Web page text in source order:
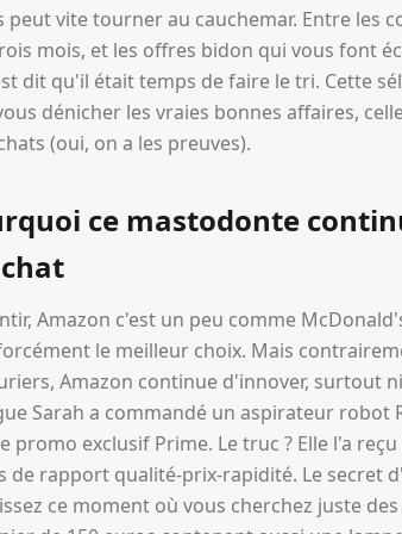
vite tourner au cauchemar. Entre les
mois, et les offres bidon qui vous font
dit qu'il était temps de faire le tri. Cette
dénicher les vraies bonnes affaires,
(oui, on a les preuves).
ce mastodonte
Amazon c'est un peu comme
le meilleur choix. Mais
Amazon continue d'innover, surtout
Sarah a commandé un aspirateur robot
promo exclusif Prime. Le truc ? Elle l'a
de rapport qualité-prix-rapidité. Le secret
ce moment où vous cherchez juste